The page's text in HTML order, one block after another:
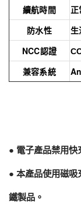
續航時間
正
防水性
生
NCC認證
兼容系統
● 電子產品禁用快
● 本產品使用磁吸
鐵製品。